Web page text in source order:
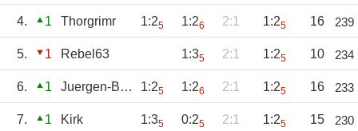
4. 1 Thorgrimr 1:25 1:26 2:1 1:25 16 239
5. 1 Rebel63 1:35 2:1 1:25 10 234
6. 1 Juergen-Bernd 1:25 1:26 2:1 1:25 16 233
7. 1 Kirk 1:35 0:25 2:1 1:25 15 230